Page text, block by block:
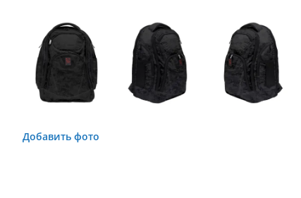
Добавить фото